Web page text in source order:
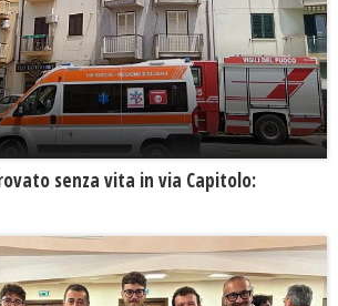
senza vita in via Capitolo: